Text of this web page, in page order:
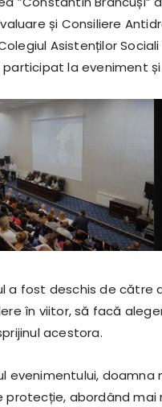
și Consiliere
Asistenților
participat la eveniment
a fost deschis de către
în viitor, să facă
acestora.
evenimentului,
protecție, abordând mai